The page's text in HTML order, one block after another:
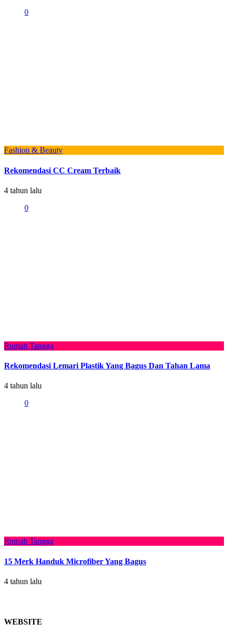
0
Fashion & Beauty
Rekomendasi CC Cream Terbaik
4 tahun lalu
0
Rumah Tangga
Rekomendasi Lemari Plastik Yang Bagus Dan Tahan Lama
4 tahun lalu
0
Rumah Tangga
15 Merk Handuk Microfiber Yang Bagus
4 tahun lalu
WEBSITE